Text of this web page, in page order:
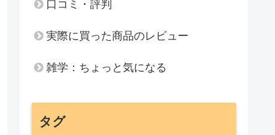
口コミ・評判
実際に買った商品のレビュー
雑学：ちょっと気になる
タグ